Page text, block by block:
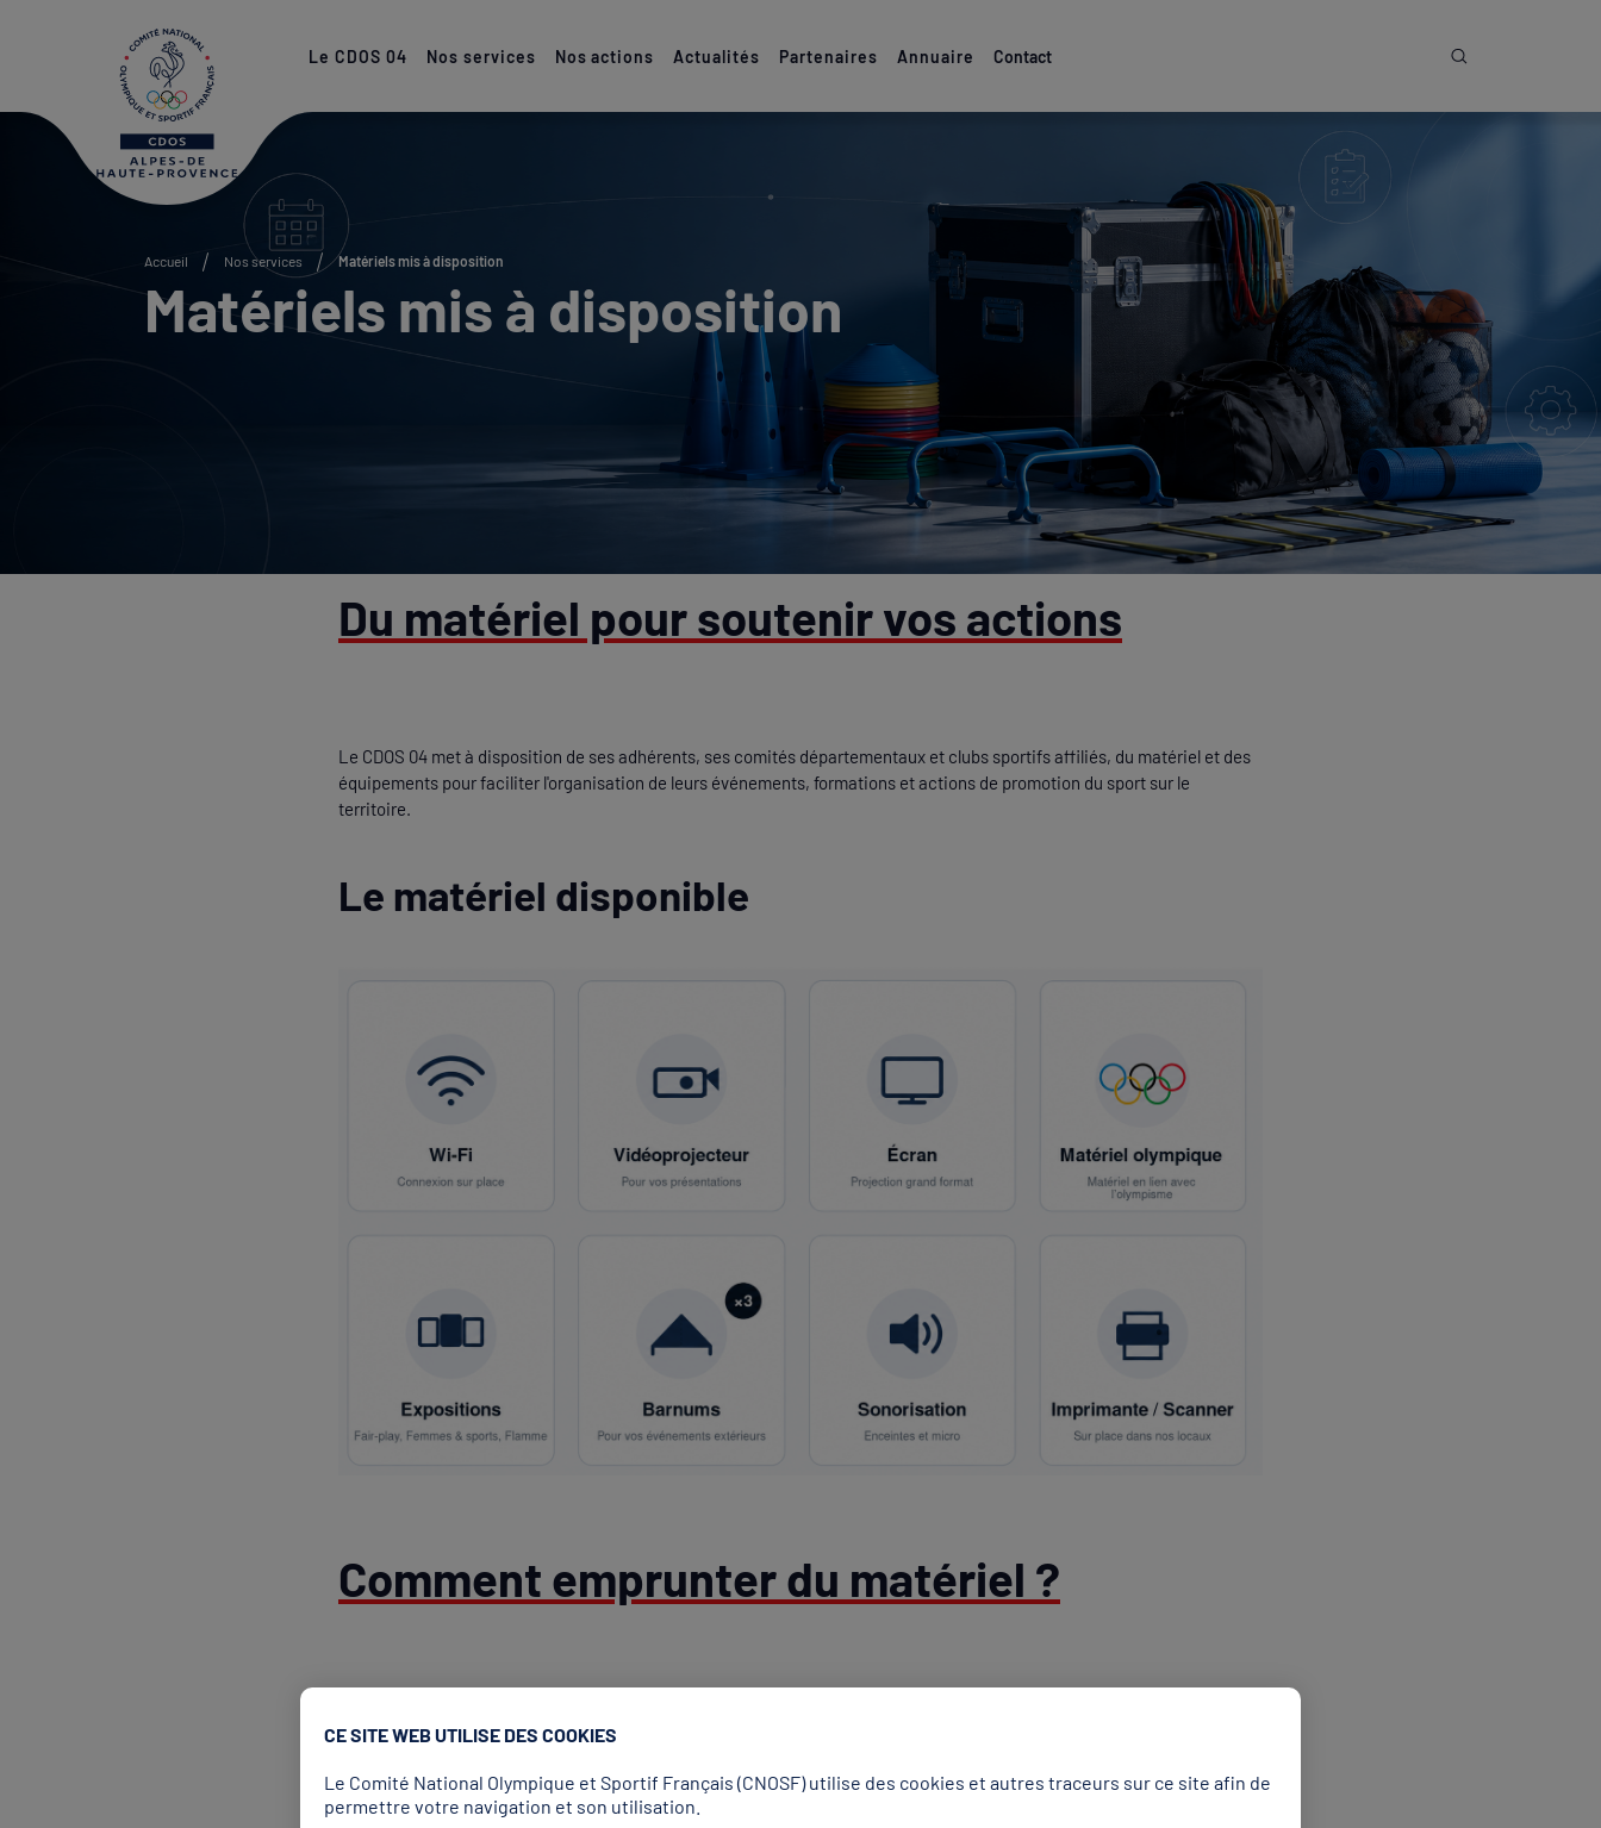
Le CDOS 04 Nos services Nos actions Actualités Partenaires Annuaire Contact
Accueil Nos services Matériels mis à disposition
Matériels mis à disposition
Du matériel pour soutenir vos actions
Le CDOS 04 met à disposition de ses adhérents, ses comités départementaux et clubs sportifs affiliés, du matériel et des
équipements pour faciliter l'organisation de leurs événements, formations et actions de promotion du sport sur le
territoire.
Le matériel disponible
Comment emprunter du matériel ?
Les dates de réservation (mise à disposition et restitution)
Le nom de la structure emprunteuse et de la personne référente
CE SITE WEB UTILISE DES COOKIES
Le Comité National Olympique et Sportif Français (CNOSF) utilise des cookies et autres traceurs sur ce site afin de
permettre votre navigation et son utilisation.